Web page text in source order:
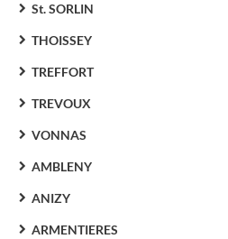
St. SORLIN
THOISSEY
TREFFORT
TREVOUX
VONNAS
AMBLENY
ANIZY
ARMENTIERES